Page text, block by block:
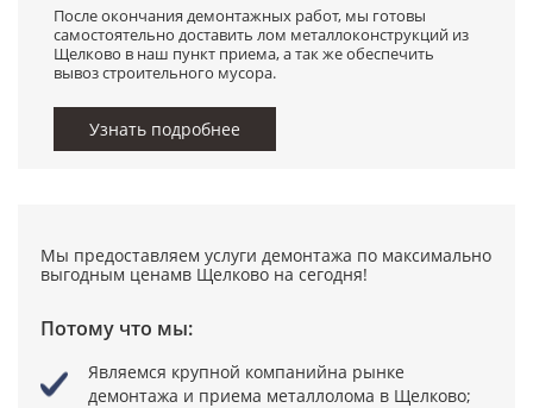
После окончания демонтажных работ, мы готовы
самостоятельно доставить лом металлоконструкций из
Щелково в наш пункт приема, а так же обеспечить
вывоз строительного мусора.
Узнать подробнее
Мы предоставляем услуги демонтажа по максимально
выгодным ценамв Щелково на сегодня!
Потому что мы:
Являемся крупной компанийна рынке
демонтажа и приема металлолома в Щелково;